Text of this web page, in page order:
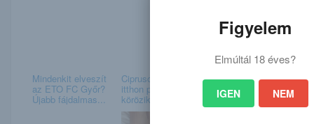
Mindenkit elveszít
az ETO FC Győr?
Újabb fájdalmas...
Cipruson mosolyog,
itthon pedig
körözik: elfogatóp...
Figyelem
Elmúltál 18 éves?
IGEN NEM